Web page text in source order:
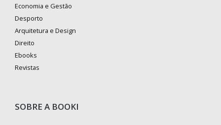
Economia e Gestão
Desporto
Arquitetura e Design
Direito
Ebooks
Revistas
SOBRE A BOOKI